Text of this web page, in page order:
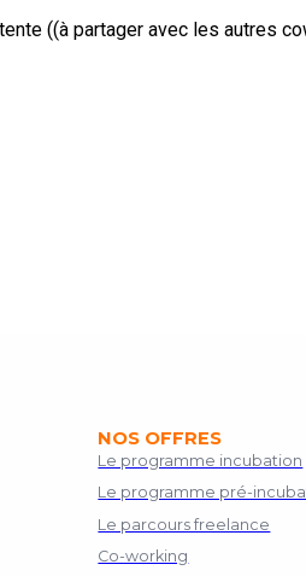
((à partager avec les autres
Le programme incubation
NOS OFFRES
Co-working
Le parcours freelance
Le programme pré-